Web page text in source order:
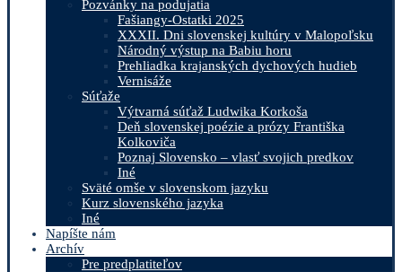
Pozvánky na podujatia
Fašiangy-Ostatki 2025
XXXII. Dni slovenskej kultúry v Malopoľsku
Národný výstup na Babiu horu
Prehliadka krajanských dychových hudieb
Vernisáže
Súťaže
Výtvarná súťaž Ludwika Korkoša
Deň slovenskej poézie a prózy Františka
Kolkoviča
Poznaj Slovensko – vlasť svojich predkov
Iné
Sväté omše v slovenskom jazyku
Kurz slovenského jazyka
Iné
Napíšte nám
Archív
Pre predplatiteľov